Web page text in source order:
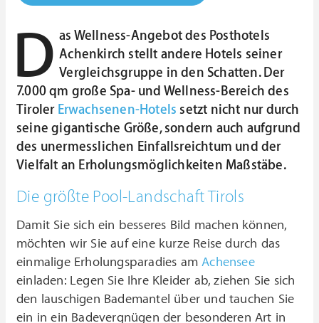
D as Wellness-Angebot des Posthotels
Achenkirch stellt andere Hotels seiner
Vergleichsgruppe in den Schatten. Der
7.000 qm große Spa- und Wellness-Bereich des
Tiroler Erwachsenen-Hotels setzt nicht nur durch
seine gigantische Größe, sondern auch aufgrund
des unermesslichen Einfallsreichtum und der
Vielfalt an Erholungsmöglichkeiten Maßstäbe.
Die größte Pool-Landschaft Tirols
Damit Sie sich ein besseres Bild machen können,
möchten wir Sie auf eine kurze Reise durch das
einmalige Erholungsparadies amAchensee
einladen: Legen Sie Ihre Kleider ab, ziehen Sie sich
den lauschigen Bademantel über und tauchen Sie
ein in ein Badevergnügen der besonderen Art in